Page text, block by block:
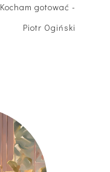
Kocham gotować -
Piotr Ogiński